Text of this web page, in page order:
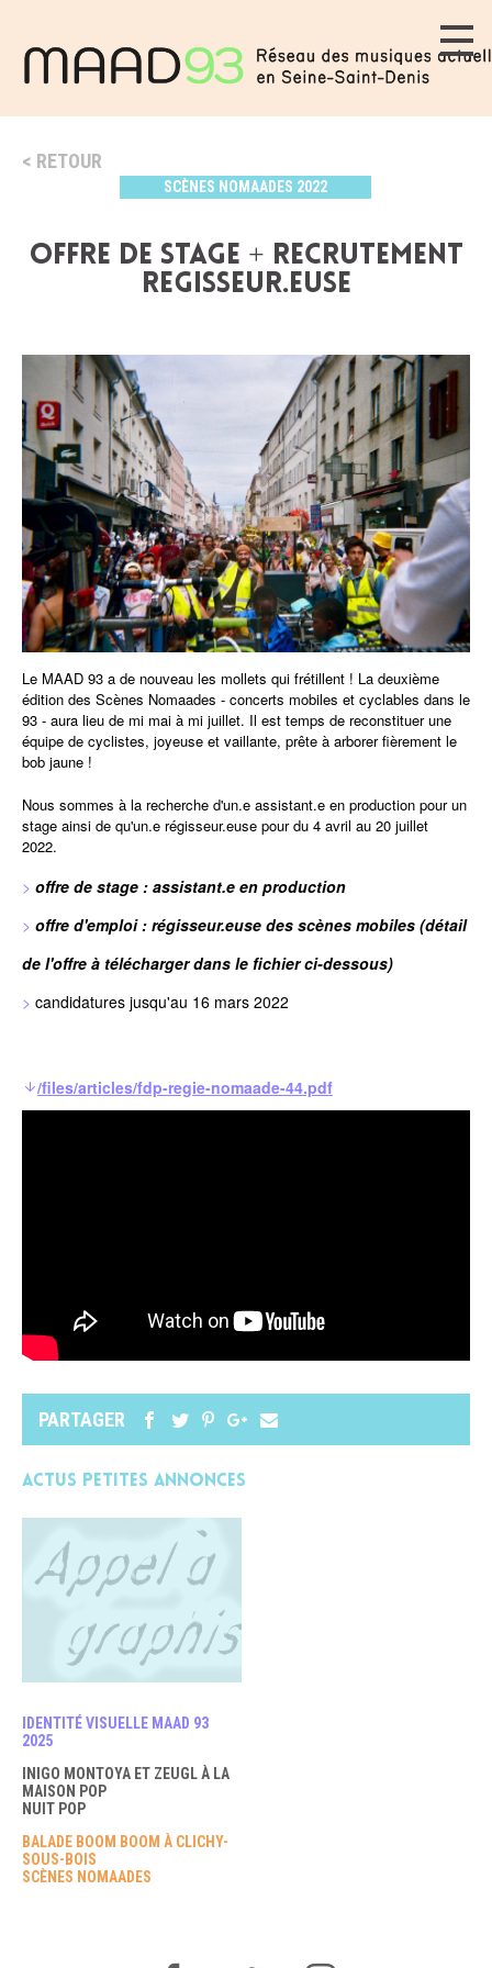
RETOUR
SCÈNES NOMAADES 2022
OFFRE DE STAGE + RECRUTEMENT
REGISSEUR.EUSE
Le MAAD 93 a de nouveau les mollets qui frétillent ! La deuxième
édition des Scènes Nomaades - concerts mobiles et cyclables dans le
93 - aura lieu de mi mai à mi juillet. Il est temps de reconstituer une
équipe de cyclistes, joyeuse et vaillante, prête à arborer fièrement le
bob jaune !
Nous sommes à la recherche d'un.e assistant.e en production pour un
stage ainsi de qu'un.e régisseur.euse pour du 4 avril au 20 juillet
2022.
offre de stage : assistant.e en production
offre d'emploi : régisseur.euse des scènes mobiles (détail
de l'offre à télécharger dans le fichier ci-dessous)
candidatures jusqu'au 16 mars 2022
/files/articles/fdp-regie-nomaade-44.pdf
PARTAGER
Actus petites annonces
IDENTITÉ VISUELLE MAAD 93
2025
INIGO MONTOYA ET ZEUGL À LA
MAISON POP
NUIT POP
BALADE BOOM BOOM À CLICHY-
SOUS-BOIS
SCÈNES NOMAADES